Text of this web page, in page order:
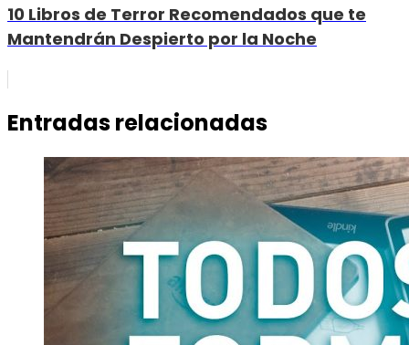
10 Libros de Terror Recomendados que te
Mantendrán Despierto por la Noche
Entradas relacionadas